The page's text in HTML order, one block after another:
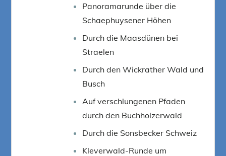
Panoramarunde über die
Schaephuysener Höhen
Durch die Maasdünen bei
Straelen
Durch den Wickrather Wald und
Busch
Auf verschlungenen Pfaden
durch den Buchholzerwald
Durch die Sonsbecker Schweiz
Kleverwald-Runde um